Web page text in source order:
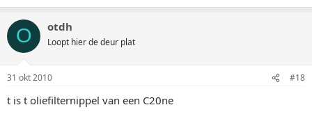
O otdh
Loopt hier de deur plat
31 okt 2010 #18
t is t oliefilternippel van een C20ne